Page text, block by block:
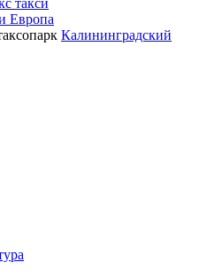
Европа
Калининградский